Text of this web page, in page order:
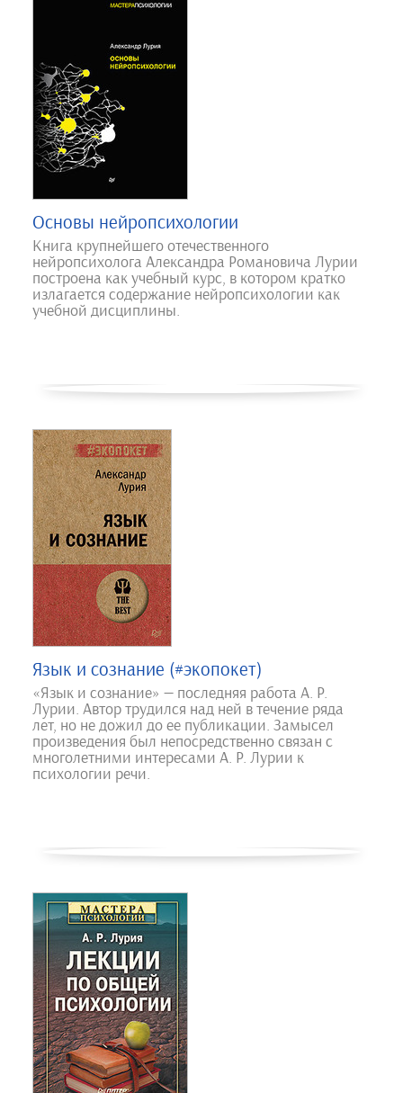
Основы нейропсихологии
Книга крупнейшего отечественного
нейропсихолога Александра Романовича Лурии
построена как учебный курс, в котором кратко
излагается содержание нейропсихологии как
учебной дисциплины.
Язык и сознание (#экопокет)
«Язык и сознание» — последняя работа А. Р.
Лурии. Автор трудился над ней в течение ряда
лет, но не дожил до ее публикации. Замысел
произведения был непосредственно связан с
многолетними интересами А. Р. Лурии к
психологии речи.